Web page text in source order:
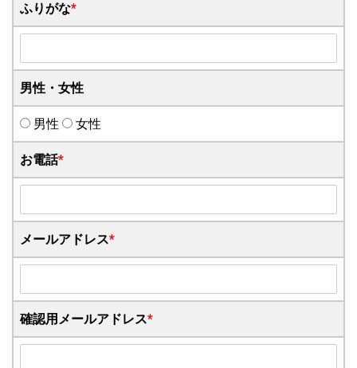
ふりがな*
男性・女性
男性 女性
お電話*
メールアドレス*
確認用メールアドレス*